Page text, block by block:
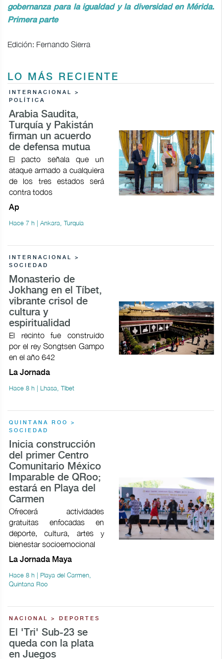
gobernanza para la igualdad y la diversidad en Mérida.
Primera parte
Edición: Fernando Sierra
LO MÁS RECIENTE
INTERNACIONAL >
POLÍTICA
Arabia Saudita,
Turquía y Pakistán
firman un acuerdo
de defensa mutua
El pacto señala que un
ataque armado a cualquiera
de los tres estados será
contra todos
Ap
Hace 7 h | Ankara, Turquía
INTERNACIONAL >
SOCIEDAD
Monasterio de
Jokhang en el Tíbet,
vibrante crisol de
cultura y
espiritualidad
El recinto fue construido
por el rey Songtsen Gampo
en el año 642
La Jornada
Hace 8 h | Lhasa, Tíbet
QUINTANA ROO >
SOCIEDAD
Inicia construcción
del primer Centro
Comunitario México
Imparable de QRoo;
estará en Playa del
Carmen
Ofrecerá actividades
gratuitas enfocadas en
deporte, cultura, artes y
bienestar socioemocional
La Jornada Maya
Hace 8 h | Playa del Carmen,
Quintana Roo
NACIONAL > DEPORTES
El 'Tri' Sub-23 se
queda con la plata
en Juegos